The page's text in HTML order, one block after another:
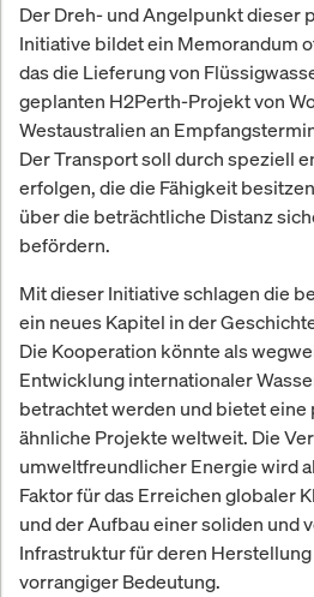
Der Dreh- und Angelpunkt dieser
Initiative bildet ein Memorandum
das die Lieferung von
geplanten H2Perth-Projekt von
Westaustralien an
Der Transport soll durch speziell
erfolgen, die die Fähigkeit
über die beträchtliche Distanz
befördern.
Mit dieser Initiative schlagen die
ein neues Kapitel in der
Die Kooperation könnte als
Entwicklung internationaler
betrachtet werden und bietet
ähnliche Projekte weltweit. Die
umweltfreundlicher Energie wird
Faktor für das Erreichen globaler
und der Aufbau einer soliden und
Infrastruktur für deren
vorrangiger Bedeutung.